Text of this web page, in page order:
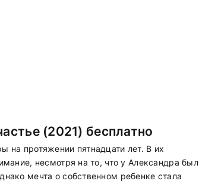
(2021) бесплатно
протяжении пятнадцати лет. В их
несмотря на то, что у Александра был
мечта о собственном ребенке стала